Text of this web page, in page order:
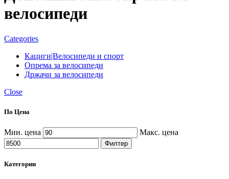
велосипеди
Categories
Кациги|Велосипеди и спорт
Опрема за велосипеди
Држачи за велосипеди
Close
По Цена
Мин. цена Макс. цена
Филтер
Категории